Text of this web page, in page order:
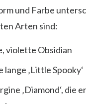
und Farbe
Arten sind:
violette Obsidian
lange ‚Little Spooky‘
‚Diamond‘, die